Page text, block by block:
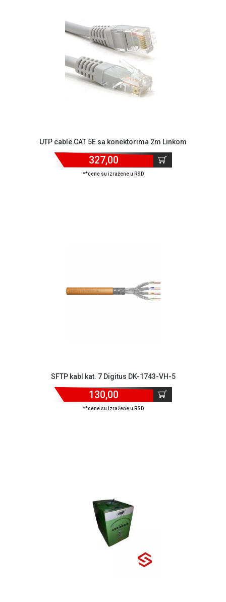
UTP cable CAT 5E sa konektorima 2m Linkom
327,00
**cene su izražene u RSD
SFTP kabl kat. 7 Digitus DK-1743-VH-5
130,00
**cene su izražene u RSD